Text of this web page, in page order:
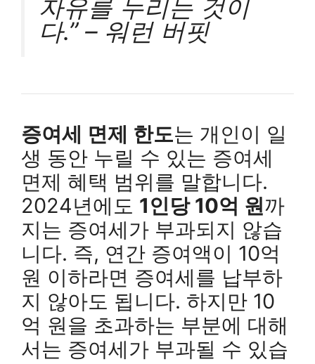
자유를 누리는 것이
다.” – 워런 버핏
증여세 면제 한도는 개인이 일
생 동안 누릴 수 있는 증여세
면제 혜택 범위를 말합니다.
2024년에도 1인당 10억 원 까
지는 증여세가 부과되지 않습
니다. 즉, 연간 증여액이 10억
원 이하라면 증여세를 납부하
지 않아도 됩니다. 하지만 10
억 원을 초과하는 부분에 대해
서는 증여세가 부과될 수 있습